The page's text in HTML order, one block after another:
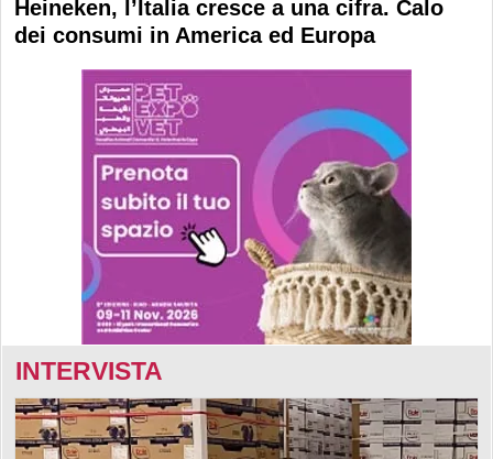
Heineken, l’Italia cresce a una cifra. Calo
dei consumi in America ed Europa
INTERVISTA